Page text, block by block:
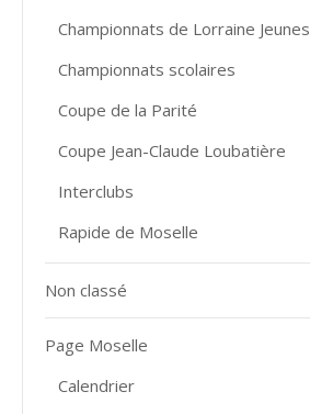
Championnats de Lorraine Jeunes
Championnats scolaires
Coupe de la Parité
Coupe Jean-Claude Loubatière
Interclubs
Rapide de Moselle
Non classé
Page Moselle
Calendrier